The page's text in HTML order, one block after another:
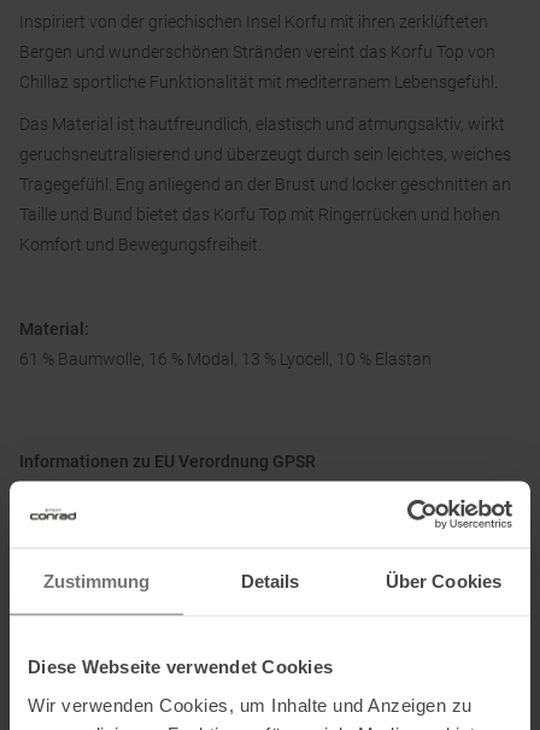
Zustimmung Details Über Cookies
Diese Webseite verwendet Cookies
Wir verwenden Cookies, um Inhalte und Anzeigen zu
Inspiriert von der griechischen Insel Korfu mit ihren zerklüfteten
Bergen und wunderschönen Stränden vereint das Korfu Top von
Chillaz sportliche Funktionalität mit mediterranem Lebensgefühl.
Das Material ist hautfreundlich, elastisch und atmungsaktiv, wirkt
geruchsneutralisierend und überzeugt durch sein leichtes, weiches
Tragegefühl. Eng anliegend an der Brust und locker geschnitten an
Taille und Bund bietet das Korfu Top mit Ringerrücken und hohen
Komfort und Bewegungsfreiheit.
Material:
61 % Baumwolle, 16 % Modal, 13 % Lyocell, 10 % Elastan
Informationen zu EU Verordnung GPSR
Name des Herstellers:
Hoferweg 13, 6134 Vomp,
Elektronische Adresse des Herstellers:
office@chillaz-